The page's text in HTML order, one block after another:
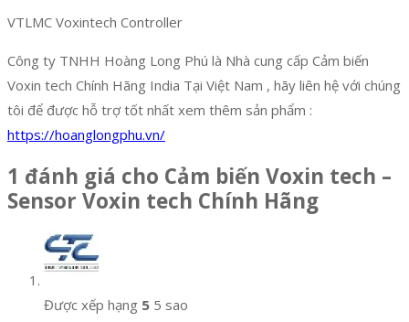
VTLMC Voxintech Controller
Công ty TNHH Hoàng Long Phú là Nhà cung cấp Cảm biến
Voxin tech Chính Hãng India Tại Việt Nam , hãy liên hệ với chúng
tôi để được hỗ trợ tốt nhất xem thêm sản phẩm :
https://hoanglongphu.vn/
1 đánh giá cho Cảm biến Voxin tech –
Sensor Voxin tech Chính Hãng
Được xếp hạng 5 5 sao